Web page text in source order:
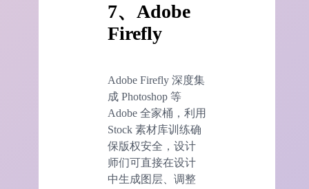
7、Adobe
Firefly
Adobe Firefly 深度集
成 Photoshop 等
Adobe 全家桶，利用
Stock 素材库训练确
保版权安全，设计
师们可直接在设计
中生成图层、调整